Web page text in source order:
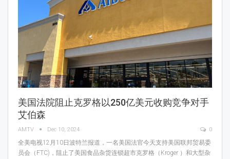
美国法院阻止克罗格以250亿美元收购竞争对手
艾伯森
AMTV Dec 10, 2024 0
全美电视12月10日波特兰报道，一名美国法官今天支持美国联邦贸易委
员会（FTC)，阻止了美国食品杂货连锁超市克罗格（Kroger ）和大型杂